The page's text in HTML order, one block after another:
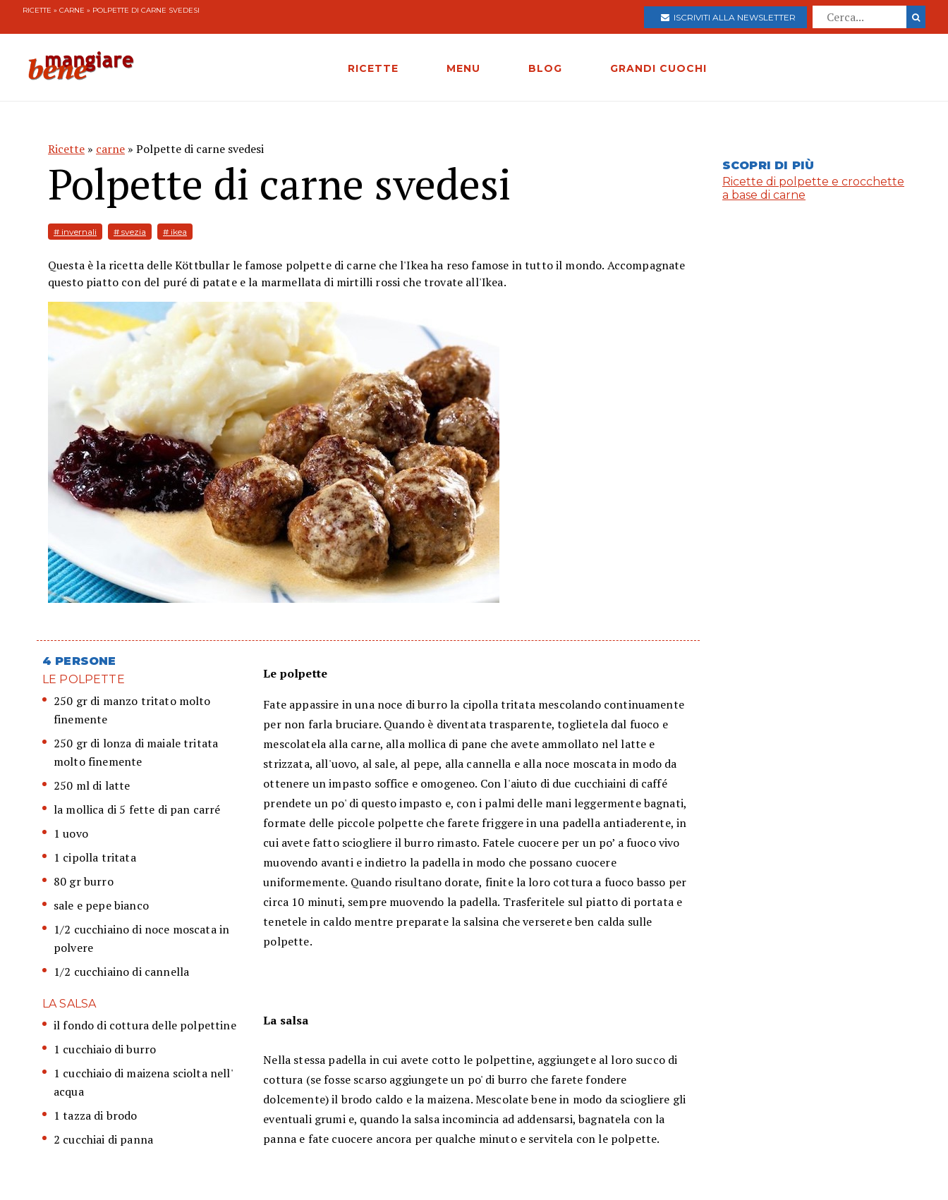
RICETTE » CARNE » POLPETTE DI CARNE SVEDESI
ISCRIVITI ALLA NEWSLETTER
RICETTE MENU BLOG GRANDI CUOCHI
Ricette » carne » Polpette di carne svedesi
Polpette di carne svedesi
# invernali # svezia # ikea
Questa è la ricetta delle Köttbullar le famose polpette di carne che l'Ikea ha reso famose in tutto il mondo. Accompagnate
questo piatto con del puré di patate e la marmellata di mirtilli rossi che trovate all'Ikea.
4 PERSONE
LE POLPETTE
250 gr di manzo tritato molto
finemente
250 gr di lonza di maiale tritata
molto finemente
250 ml di latte
la mollica di 5 fette di pan carré
1 uovo
1 cipolla tritata
80 gr burro
sale e pepe bianco
1/2 cucchiaino di noce moscata in
polvere
1/2 cucchiaino di cannella
LA SALSA
il fondo di cottura delle polpettine
1 cucchiaio di burro
1 cucchiaio di maizena sciolta nell'
acqua
1 tazza di brodo
2 cucchiai di panna
Le polpette
Fate appassire in una noce di burro la cipolla tritata mescolando continuamente
per non farla bruciare. Quando è diventata trasparente, toglietela dal fuoco e
mescolatela alla carne, alla mollica di pane che avete ammollato nel latte e
strizzata, all'uovo, al sale, al pepe, alla cannella e alla noce moscata in modo da
ottenere un impasto soffice e omogeneo. Con l'aiuto di due cucchiaini di caffé
prendete un po' di questo impasto e, con i palmi delle mani leggermente bagnati,
formate delle piccole polpette che farete friggere in una padella antiaderente, in
cui avete fatto sciogliere il burro rimasto. Fatele cuocere per un po’ a fuoco vivo
muovendo avanti e indietro la padella in modo che possano cuocere
uniformemente. Quando risultano dorate, finite la loro cottura a fuoco basso per
circa 10 minuti, sempre muovendo la padella. Trasferitele sul piatto di portata e
tenetele in caldo mentre preparate la salsina che verserete ben calda sulle
polpette.
La salsa
Nella stessa padella in cui avete cotto le polpettine, aggiungete al loro succo di
cottura (se fosse scarso aggiungete un po' di burro che farete fondere
dolcemente) il brodo caldo e la maizena. Mescolate bene in modo da sciogliere gli
eventuali grumi e, quando la salsa incomincia ad addensarsi, bagnatela con la
panna e fate cuocere ancora per qualche minuto e servitela con le polpette.
SCOPRI DI PIÙ
Ricette di polpette e crocchette
a base di carne